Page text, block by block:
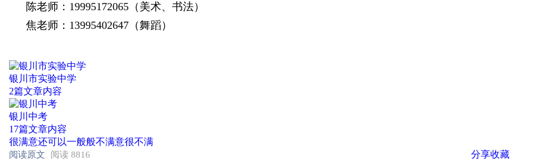
陈老师： 19995172065（美术、书法）
焦老师： 13995402647（舞蹈）
银川市实验中学
2篇文章内容
银川中考
17篇文章内容
很满意还可以一般般不满意很不满
阅读原文 阅读 8816 收藏
分享